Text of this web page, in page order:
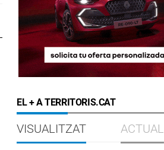
EL + A TERRITORIS.CAT
VISUALITZAT ACTUAL